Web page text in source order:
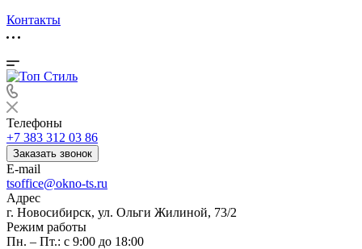
Контакты
Телефоны
+7 383 312 03 86
Заказать звонок
E-mail
tsoffice@okno-ts.ru
Адрес
г. Новосибирск, ул. Ольги Жилиной, 73/2
Режим работы
Пн. – Пт.: с 9:00 до 18:00